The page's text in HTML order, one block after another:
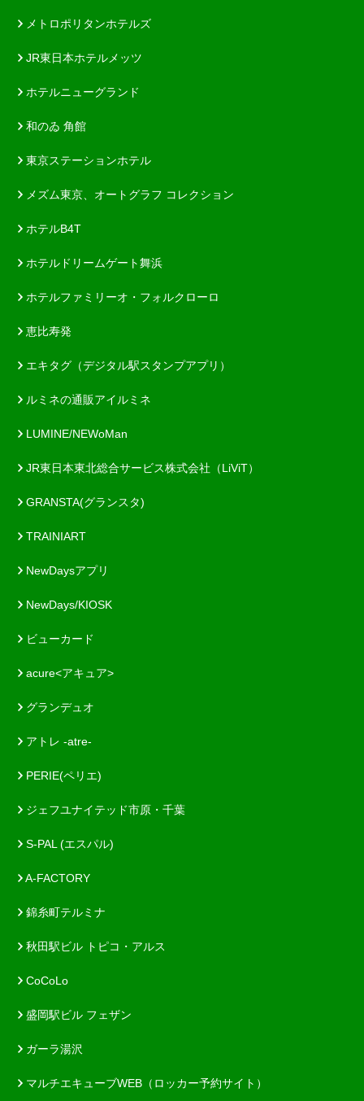
メトロポリタンホテルズ
JR東日本ホテルメッツ
ホテルニューグランド
和のゐ 角館
東京ステーションホテル
メズム東京、オートグラフ コレクション
ホテルB4T
ホテルドリームゲート舞浜
ホテルファミリーオ・フォルクローロ
恵比寿発
エキタグ（デジタル駅スタンプアプリ）
ルミネの通販アイルミネ
LUMINE/NEWoMan
JR東日本東北総合サービス株式会社（LiViT）
GRANSTA(グランスタ)
TRAINIART
NewDaysアプリ
NewDays/KIOSK
ビューカード
acure<アキュア>
グランデュオ
アトレ -atre-
PERIE(ペリエ)
ジェフユナイテッド市原・千葉
S-PAL (エスパル)
A-FACTORY
錦糸町テルミナ
秋田駅ビル トピコ・アルス
CoCoLo
盛岡駅ビル フェザン
ガーラ湯沢
マルチエキューブWEB（ロッカー予約サイト）